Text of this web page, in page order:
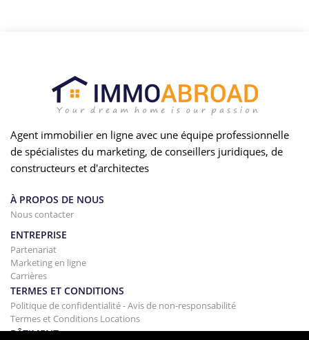
Agent immobilier en ligne avec une équipe professionnelle
de spécialistes du marketing, de conseillers juridiques, de
constructeurs et d'architectes
À PROPOS DE NOUS
Nous contacter
ENTREPRISE
Partenariat
Marketing en ligne
Carrières
TERMES ET CONDITIONS
Politique de confidentialité - Avis de non-responsabilité
Termes et Conditions Locations
BÂTIMENT